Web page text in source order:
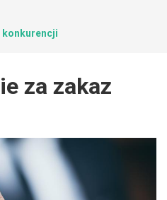
konkurencji
za zakaz